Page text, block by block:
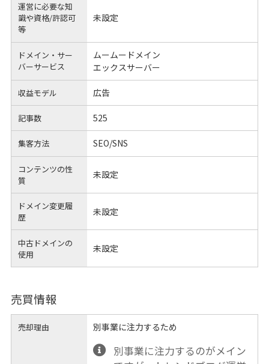
運営に必要な知
識や資格/許認可
等
未設定
ドメイン・サー
バーサービス
ムームードメイン
エックスサーバー
収益モデル 広告
記事数 525
集客方法 SEO/SNS
コンテンツの性
質
未設定
ドメイン変更履
歴
未設定
中古ドメインの
使用
未設定
売買情報
売却理由 別事業に注力するため
別事業に注力するのがメイン